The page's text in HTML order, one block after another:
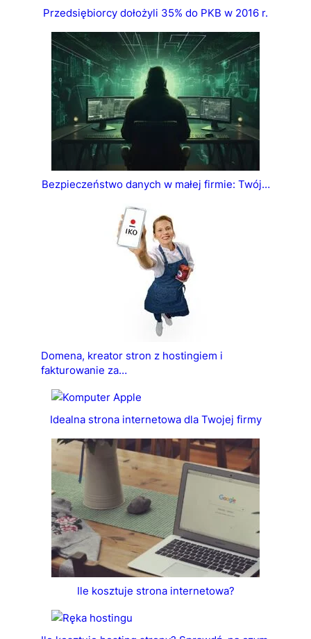
Przedsiębiorcy dołożyli 35% do PKB w 2016 r.
Bezpieczeństwo danych w małej firmie: Twój…
Domena, kreator stron z hostingiem i
fakturowanie za…
Idealna strona internetowa dla Twojej firmy
Ile kosztuje strona internetowa?